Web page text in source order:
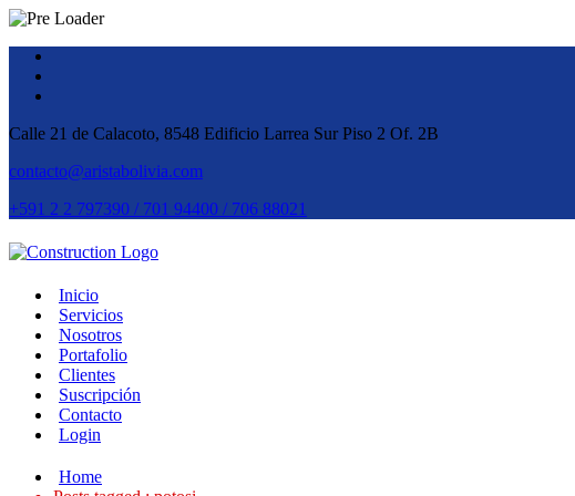
Calle 21 de Calacoto, 8548 Edificio Larrea Sur Piso 2 Of. 2B
contacto@aristabolivia.com
+591 2 2 797390 / 701 94400 / 706 88021
Inicio
Servicios
Nosotros
Portafolio
Clientes
Suscripción
Contacto
Login
Home